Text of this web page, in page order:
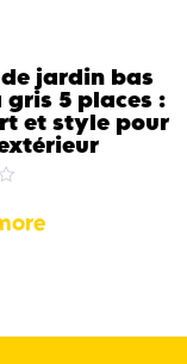
jardin bas
gris 5 places :
et style pour